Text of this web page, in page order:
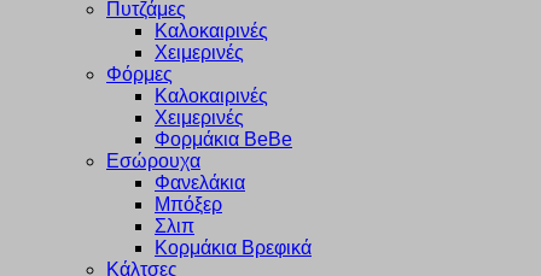
Πυτζάμες
Καλοκαιρινές
Χειμερινές
Φόρμες
Καλοκαιρινές
Χειμερινές
Φορμάκια BeBe
Εσώρουχα
Φανελάκια
Μπόξερ
Σλιπ
Κορμάκια Βρεφικά
Κάλτσες